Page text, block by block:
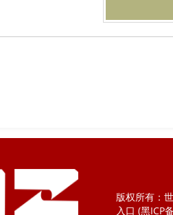
版权所有：
入口 (黑ICP